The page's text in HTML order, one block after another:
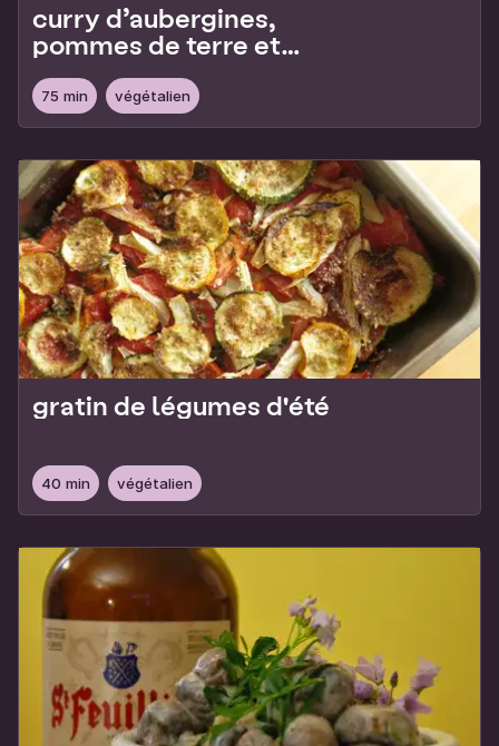
curry d’aubergines,
pommes de terre et
tomates
75 min végétalien
gratin de légumes d'été
40 min végétalien